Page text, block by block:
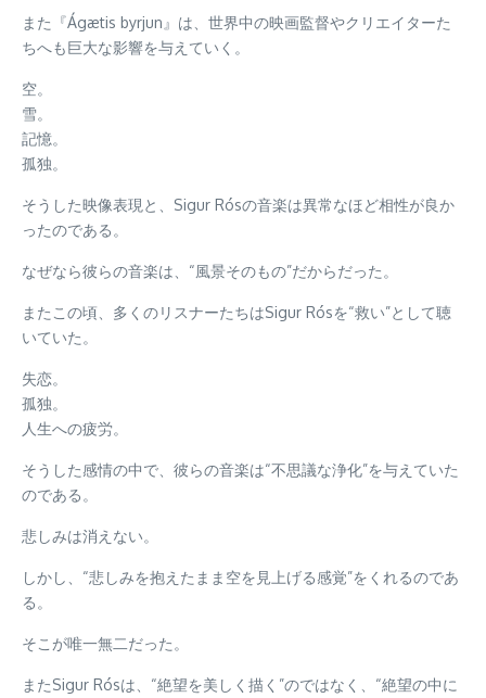
また『Ágætis byrjun』は、世界中の映画監督やクリエイターた
ちへも巨大な影響を与えていく。
空。
雪。
記憶。
孤独。
そうした映像表現と、Sigur Rósの音楽は異常なほど相性が良か
ったのである。
なぜなら彼らの音楽は、“風景そのもの”だからだった。
またこの頃、多くのリスナーたちはSigur Rósを“救い”として聴
いていた。
失恋。
孤独。
人生への疲労。
そうした感情の中で、彼らの音楽は“不思議な浄化”を与えていた
のである。
悲しみは消えない。
しかし、“悲しみを抱えたまま空を見上げる感覚”をくれるのであ
る。
そこが唯一無二だった。
またSigur Rósは、“絶望を美しく描く”のではなく、“絶望の中に